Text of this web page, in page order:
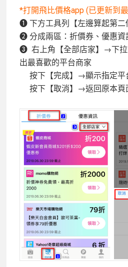
*打開飛比價格app (已更新到
❶ 下方工具列【左邊算起第
❷ 分成兩區：折價券、優惠資
❸ 右上角【全部店家】→下拉
出最喜歡的平台商家
按下【完成】→顯示指定平
按下【取消】→返回原本頁